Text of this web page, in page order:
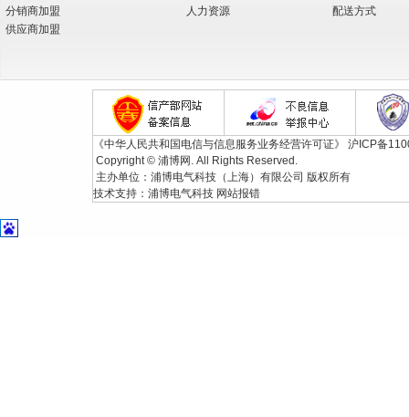
分销商加盟
供应商加盟
人力资源
配送方式
《中华人民共和国电信与信息服务业务经营许可证》 沪ICP备
Copyright © 浦博网. All Rights Reserved.
主办单位：浦博电气科技（上海）有限公司 版权所有
技术支持： 浦博电气科技 网站报错